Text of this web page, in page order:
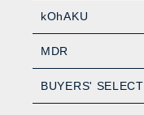
kOhAKU
MDR
BUYERS' SELECT